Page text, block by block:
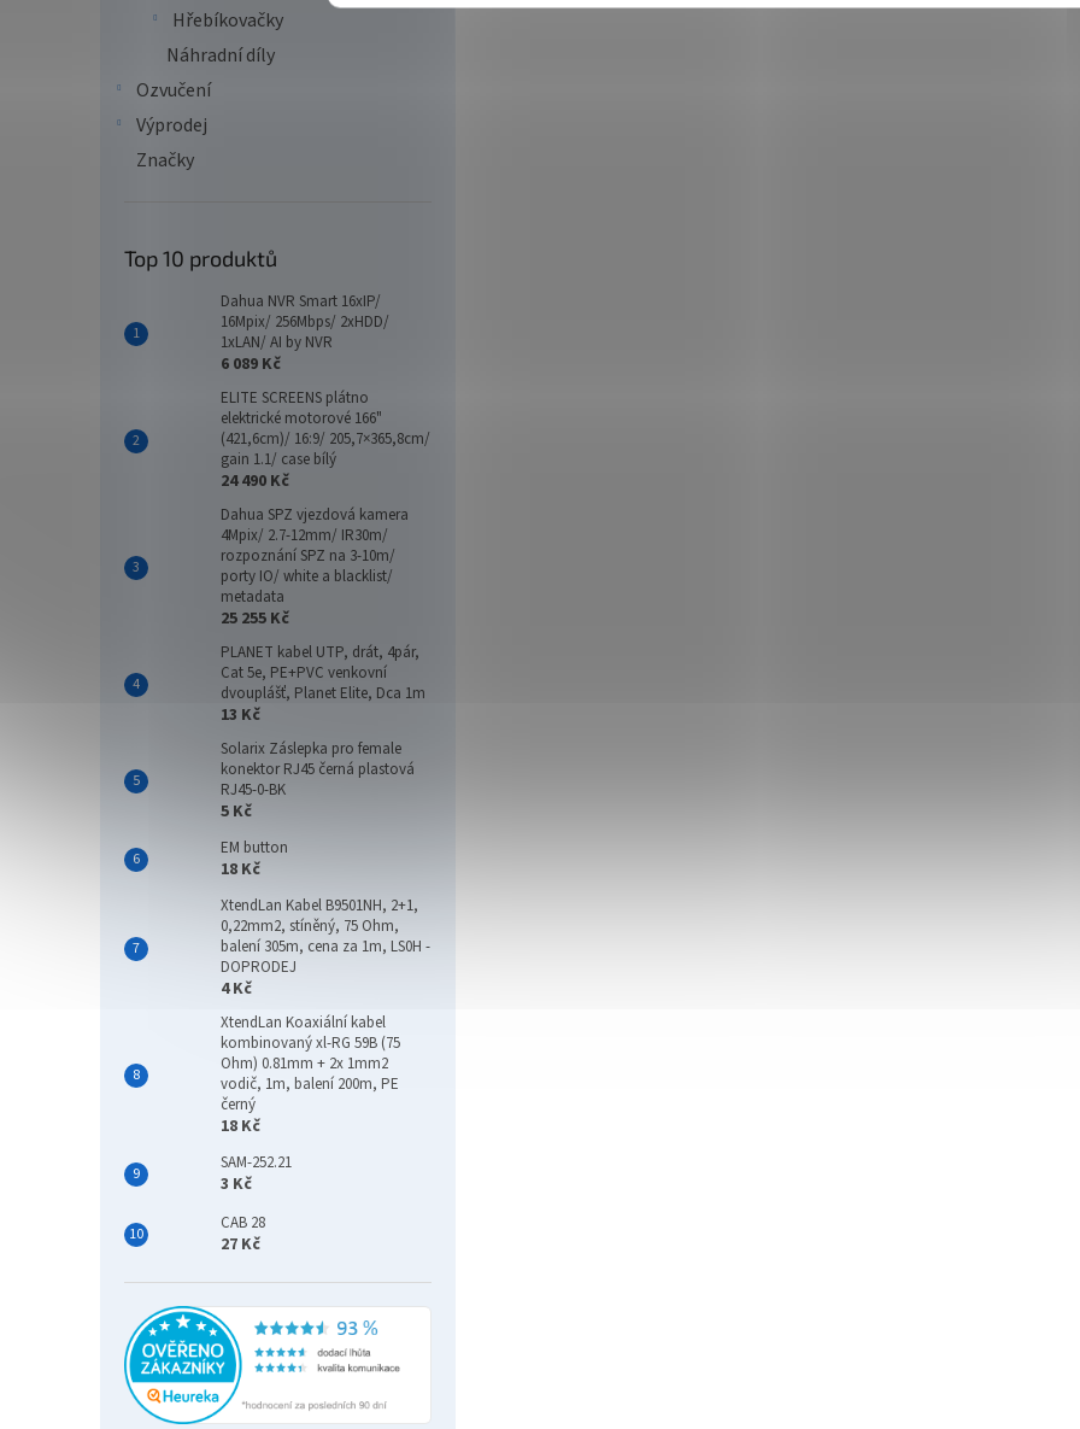
Hřebíkovačky
Náhradní díly
Ozvučení
Výprodej
Značky
Top 10 produktů
Dahua NVR Smart 16xIP/
16Mpix/ 256Mbps/ 2xHDD/
1xLAN/ AI by NVR
6 089 Kč
ELITE SCREENS plátno
elektrické motorové 166"
(421,6cm)/ 16:9/ 205,7×365,8cm/
gain 1.1/ case bílý
24 490 Kč
Dahua SPZ vjezdová kamera
4Mpix/ 2.7-12mm/ IR30m/
rozpoznání SPZ na 3-10m/
porty IO/ white a blacklist/
metadata
25 255 Kč
PLANET kabel UTP, drát, 4pár,
Cat 5e, PE+PVC venkovní
dvouplášť, Planet Elite, Dca 1m
13 Kč
Solarix Záslepka pro female
konektor RJ45 černá plastová
RJ45-0-BK
5 Kč
EM button
18 Kč
XtendLan Kabel B9501NH, 2+1,
0,22mm2, stíněný, 75 Ohm,
balení 305m, cena za 1m, LS0H -
DOPRODEJ
4 Kč
XtendLan Koaxiální kabel
kombinovaný xl-RG 59B (75
Ohm) 0.81mm + 2x 1mm2
vodič, 1m, balení 200m, PE
černý
18 Kč
SAM-252.21
3 Kč
CAB 28
27 Kč